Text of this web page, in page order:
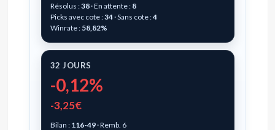
Résolus :38· En attente : 8
Picks avec cote :34· Sans cote :4
Winrate : 58,82%
32 JOURS
-0,12%
-3,25€
Bilan : 116-49· Remb. 6